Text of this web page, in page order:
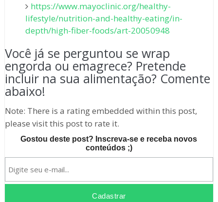
https://www.mayoclinic.org/healthy-
lifestyle/nutrition-and-healthy-eating/in-
depth/high-fiber-foods/art-20050948
Você já se perguntou se wrap
engorda ou emagrece? Pretende
incluir na sua alimentação? Comente
abaixo!
Note: There is a rating embedded within this post,
please visit this post to rate it.
Gostou deste post? Inscreva-se e receba novos
conteúdos ;)